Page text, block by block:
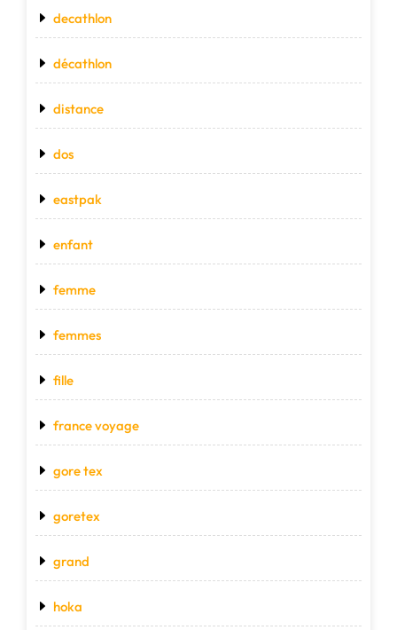
decathlon
décathlon
distance
dos
eastpak
enfant
femme
femmes
fille
france voyage
gore tex
goretex
grand
hoka